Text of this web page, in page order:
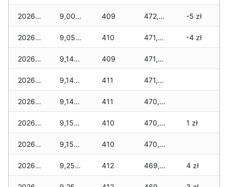
2026-04-12 9,005 zł 409 472,200 zł -5 zł
2026-04-11 9,050 zł 410 471,850 zł -4 zł
2026-04-10 9,145 zł 409 471,320 zł
2026-04-09 9,145 zł 411 471,005 zł
2026-04-08 9,145 zł 411 470,520 zł
2026-04-07 9,150 zł 410 470,425 zł 1 zł
2026-04-06 9,150 zł 410 470,210 zł
2026-04-05 9,250 zł 412 469,870 zł 4 zł